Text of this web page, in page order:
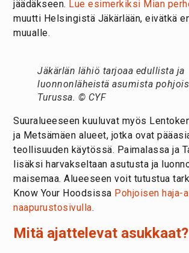
jäädäkseen. Lue esimerkiksi Mian
muutti Helsingistä Jäkärlään, eivätkä
muualle.
Jäkärlän lähiö tarjoaa edullista ja
luonnonläheistä asumista
Turussa. © CYF
Suuralueeseen kuuluvat myös
ja Metsämäen alueet, jotka ovat
teollisuuden käytössä. Paimalassa ja
lisäksi harvakseltaan asutusta ja
maisemaa. Alueeseen voit tutustua
Know Your Hoodsissa Pohjoisen haja-
naapurustosivulla.
Mitä ajattelevat asukkaat?